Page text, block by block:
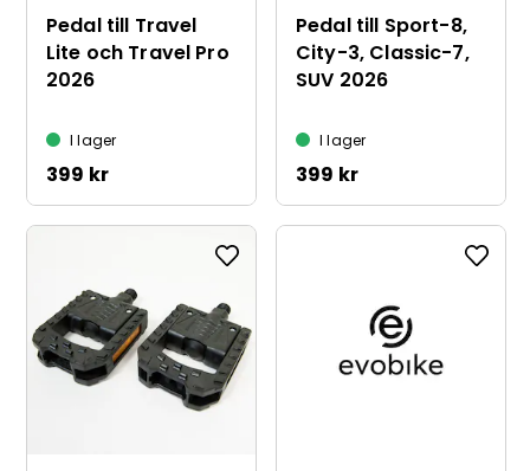
Pedal till Travel
Lite och Travel Pro
2026
I lager
399 kr
Pedal till Sport-8,
City-3, Classic-7,
SUV 2026
I lager
399 kr